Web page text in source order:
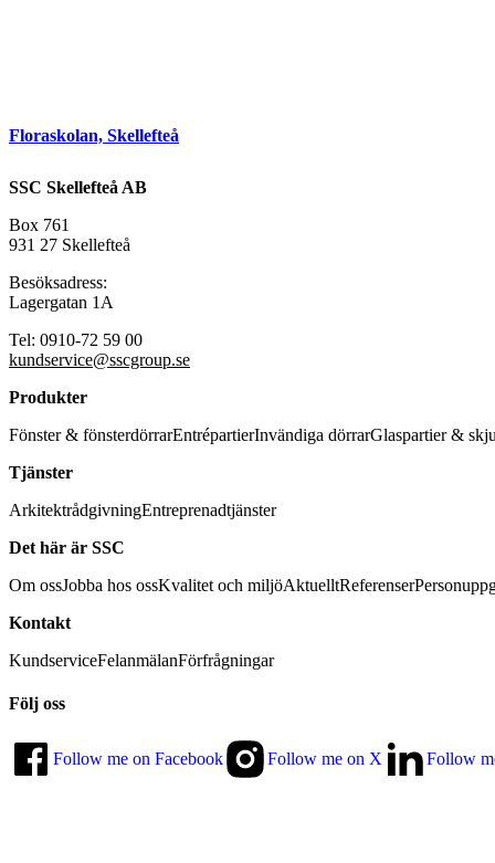
Floraskolan, Skellefteå
SSC Skellefteå AB
Box 761
931 27 Skellefteå
Besöksadress:
Lagergatan 1A
Tel: 0910-72 59 00
kundservice@sscgroup.se
Produkter
Fönster & fönsterdörrarEntrépartierInvändiga dörrarGlaspartier &
Tjänster
ArkitektrådgivningEntreprenadtjänster
Det här är SSC
Om ossJobba hos ossKvalitet och miljöAktuelltReferenser
Kontakt
KundserviceFelanmälanFörfrågningar
Följ oss
Follow me on Facebook Follow me on X Follow